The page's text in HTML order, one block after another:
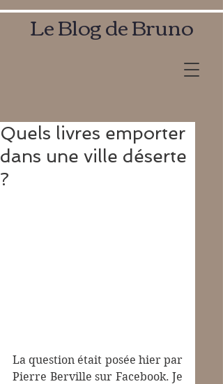
Le Blog de Bruno
Quels livres emporter
dans une ville déserte
?
La question était posée hier par
Pierre Berville sur Facebook. Je